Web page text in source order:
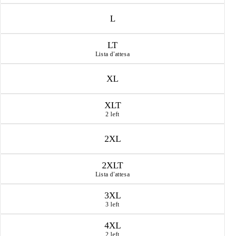
L
LT
Lista d'attesa
XL
XLT
2 left
2XL
2XLT
Lista d'attesa
3XL
3 left
4XL
2 left